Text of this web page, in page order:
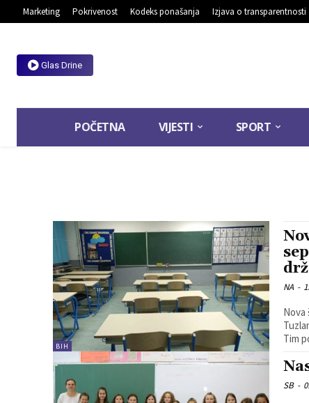
Marketing Pokrivenost Kodeks ponašanja Izjava o transparentnosti
Glas Drine
POČETNA VIJESTI SPORT
BIH
NA -
Nova
Tim
SB -